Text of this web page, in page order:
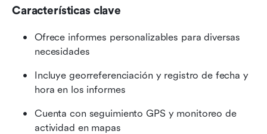
Características clave
Ofrece informes personalizables para diversas
necesidades
Incluye georreferenciación y registro de fecha y
hora en los informes
Cuenta con seguimiento GPS y monitoreo de
actividad en mapas